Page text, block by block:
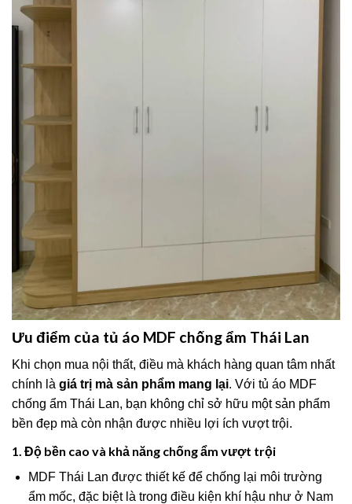
Ưu điểm của tủ áo MDF chống ẩm Thái Lan
Khi chọn mua nội thất, điều mà khách hàng quan tâm nhất
chính là giá trị mà sản phẩm mang lại. Với tủ áo MDF
chống ẩm Thái Lan, bạn không chỉ sở hữu một sản phẩm
bền đẹp mà còn nhận được nhiều lợi ích vượt trội.
1. Độ bền cao và khả năng chống ẩm vượt trội
MDF Thái Lan được thiết kế để chống lại môi trường
ẩm mốc, đặc biệt là trong điều kiện khí hậu như ở Nam